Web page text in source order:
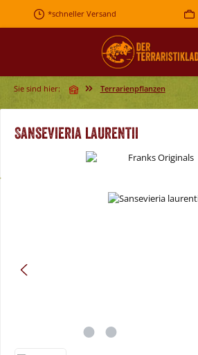
Zum Hauptinhalt springen
*schneller Versand
Sie sind hier: Terrarienpflanzen
Sansevieria laurentii
Bildergalerie überspringen